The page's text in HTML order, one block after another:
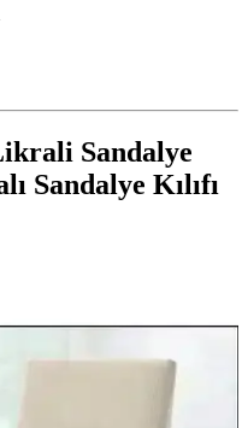
Sandalye
Sandalye Kılıfı